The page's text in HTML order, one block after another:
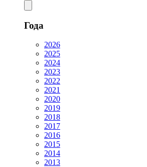
Года
2026
2025
2024
2023
2022
2021
2020
2019
2018
2017
2016
2015
2014
2013